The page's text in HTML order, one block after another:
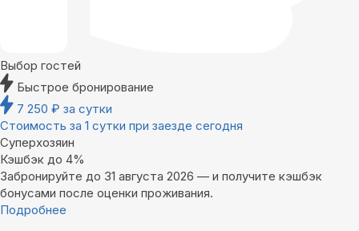
Выбор гостей
Быстрое бронирование
7 250 ₽ за сутки
Стоимость за 1 сутки при заезде сегодня
Суперхозяин
Кэшбэк до 4%
Забронируйте до 31 августа 2026 — и получите кэшбэк
бонусами после оценки проживания.
Подробнее